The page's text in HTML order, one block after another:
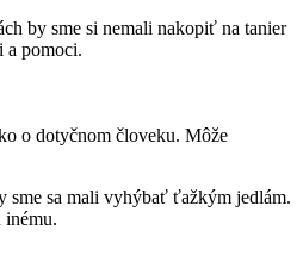
by sme si nemali nakopiť na tanier
a pomoci.
o dotyčnom človeku. Môže
sme sa mali vyhýbať ťažkým jedlám.
inému.